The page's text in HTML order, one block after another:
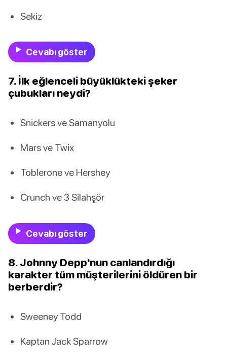
Sekiz
Cevabı göster
7. İlk eğlenceli büyüklükteki şeker
çubukları neydi?
Snickers ve Samanyolu
Mars ve Twix
Toblerone ve Hershey
Crunch ve 3 Silahşör
Cevabı göster
8. Johnny Depp'nun canlandırdığı
karakter tüm müşterilerini öldüren bir
berberdir?
Sweeney Todd
Kaptan Jack Sparrow